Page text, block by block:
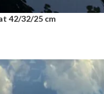
42/32/25 cm